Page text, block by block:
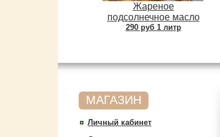
Жареное
подсолнечное масло
290 руб 1 литр
МАГАЗИН
Личный кабинет